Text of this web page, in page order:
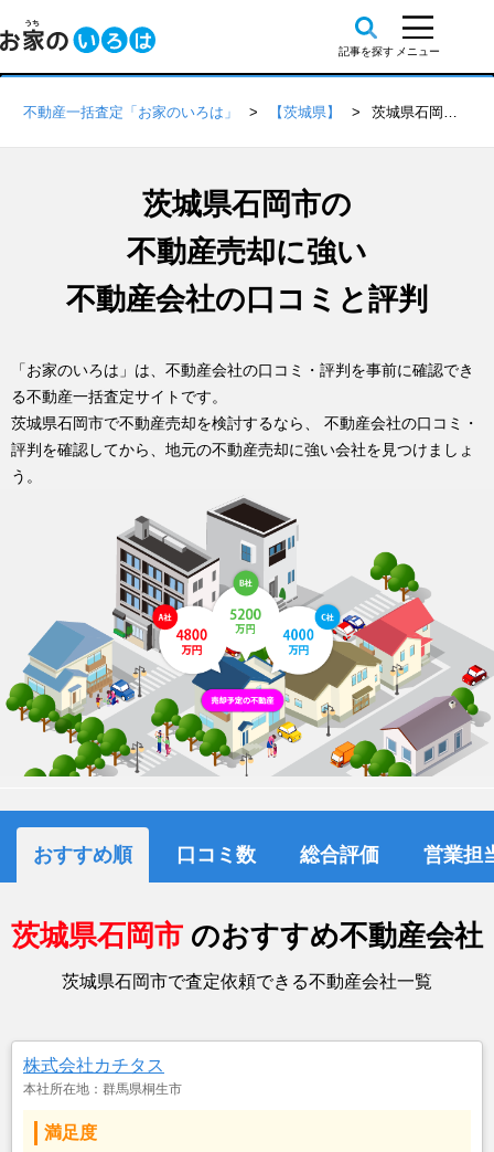
不動産一括査定「お家のいろは」 【茨城県】 茨城県石岡市の不動産会社 口コミ・評判一覧
茨城県石岡市の
不動産売却に強い
不動産会社の口コミと評判
「お家のいろは」は、不動産会社の口コミ・評判を事前に確認でき
る不動産一括査定サイトです。
茨城県石岡市で不動産売却を検討するなら、 不動産会社の口コミ・
評判を確認してから、地元の不動産売却に強い会社を見つけましょ
う。
おすすめ順 口コミ数 総合評価 営業担
茨城県石岡市 のおすすめ不動産会社
茨城県石岡市で査定依頼できる不動産会社一覧
株式会社カチタス
本社所在地：群馬県桐生市
満足度